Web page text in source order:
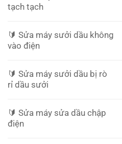
tạch tạch
🔰️ Sửa máy sưởi dầu không
vào điện
🔰️ Sửa máy sưởi dầu bị rò
rỉ dầu sưởi
🔰️ Sửa máy sửa dầu chập
điện